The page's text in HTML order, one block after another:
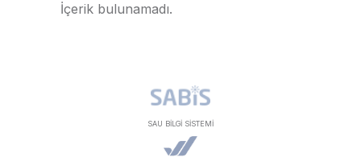
İçerik bulunamadı.
SAU BİLGİ SİSTEMİ